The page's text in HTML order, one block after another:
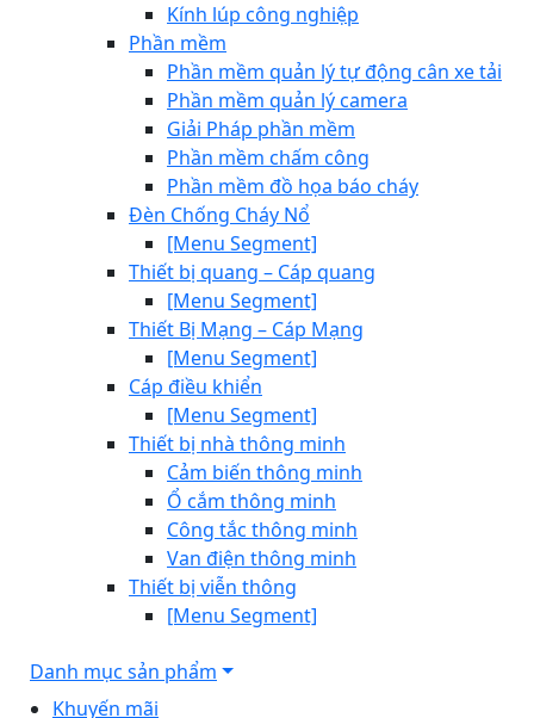
Kính lúp công nghiệp
Phần mềm
Phần mềm quản lý tự động cân xe tải
Phần mềm quản lý camera
Giải Pháp phần mềm
Phần mềm chấm công
Phần mềm đồ họa báo cháy
Đèn Chống Cháy Nổ
[Menu Segment]
Thiết bị quang – Cáp quang
[Menu Segment]
Thiết Bị Mạng – Cáp Mạng
[Menu Segment]
Cáp điều khiển
[Menu Segment]
Thiết bị nhà thông minh
Cảm biến thông minh
Ổ cắm thông minh
Công tắc thông minh
Van điện thông minh
Thiết bị viễn thông
[Menu Segment]
Danh mục sản phẩm
Khuyến mãi